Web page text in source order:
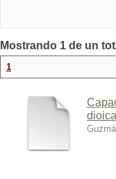
Mostrando 1 de un
1